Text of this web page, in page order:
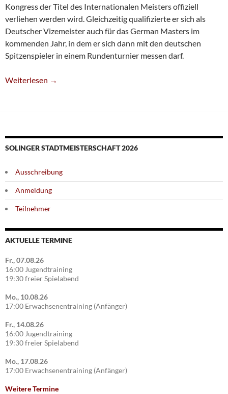
Kongress der Titel des Internationalen Meisters offiziell
verliehen werden wird. Gleichzeitig qualifizierte er sich als
Deutscher Vizemeister auch für das German Masters im
kommenden Jahr, in dem er sich dann mit den deutschen
Spitzenspieler in einem Rundenturnier messen darf.
IM-Titel Und Masters-Qualifikation Für Jonas Roseneck
Weiterlesen →
SOLINGER STADTMEISTERSCHAFT 2026
Ausschreibung
Anmeldung
Teilnehmer
AKTUELLE TERMINE
Fr., 07.08.26
16:00 Jugendtraining
19:30 freier Spielabend
Mo., 10.08.26
17:00 Erwachsenentraining (Anfänger)
Fr., 14.08.26
16:00 Jugendtraining
19:30 freier Spielabend
Mo., 17.08.26
17:00 Erwachsenentraining (Anfänger)
Weitere Termine